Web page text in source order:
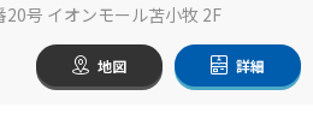
号 イオンモール苫小牧 2F
地図 詳細